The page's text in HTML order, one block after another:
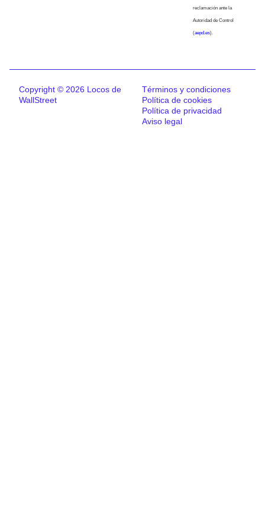
reclamación ante la
Autoridad de Control
(aepd.es).
Copyright © 2026 Locos de
WallStreet
Términos y condiciones
Política de cookies
Política de privacidad
Aviso legal